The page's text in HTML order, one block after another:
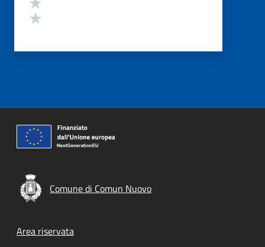
Comune di Comun Nuovo
Footer menu
Area riservata